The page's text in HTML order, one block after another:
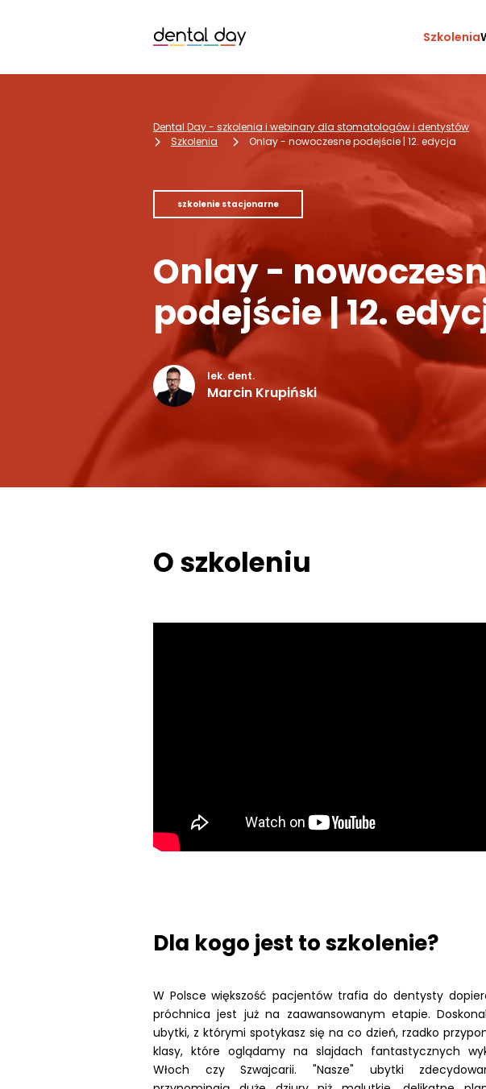
Szkolenia
Dental Day - szkolenia i webinary dla stomatologów i dentystów
Szkolenia
Onlay - nowoczesne podejście | 12. edycja
szkolenie stacjonarne
Onlay -
podejście | 12.
lek. dent.
Marcin Krupiński
O szkoleniu
Dla kogo jest to szkolenie?
W Polsce większość pacjentów trafia do dentysty
próchnica jest już na zaawansowanym etapie.
ubytki, z którymi spotykasz się na co dzień, rzadko
klasy, które oglądamy na slajdach fantastycznych
Włoch czy Szwajcarii. "Nasze" ubytki